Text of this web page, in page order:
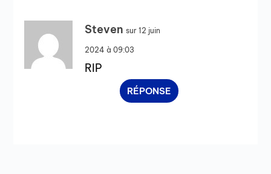
Steven sur 12 juin
2024 à 09:03
RIP
RÉPONSE